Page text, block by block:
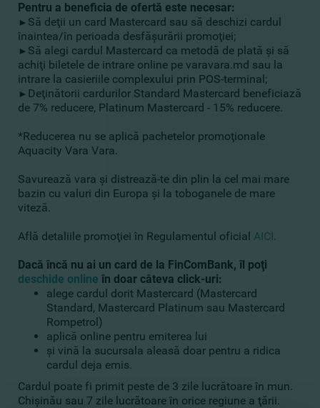
Pentru a beneficia de ofertă este necesar:
► Să deţii un card Mastercard sau să deschizi cardul
înaintea/în perioada desfăşurării promoţiei;
► Să alegi cardul Mastercard ca metodă de plată şi să
achiţi biletele de intrare online pe varavara.md sau la
intrare la casieriile complexului prin POS-terminal;
► Deţinătorii cardurilor Standard Mastercard beneficiază
de 7% reducere, Platinum Mastercard - 15% reducere.
*Reducerea nu se aplică pachetelor promoţionale
Aquacity Vara Vara.
Savurează vara şi distrează-te din plin la cel mai mare
bazin cu valuri din Europa şi la toboganele de mare
viteză.
Află detaliile promoţiei în Regulamentul oficial AICI.
Dacă încă nu ai un card de la FinComBank, îl poţi
deschide online în doar câteva click-uri:
alege cardul dorit Mastercard (Mastercard
Standard, Mastercard Platinum sau Mastercard
Rompetrol)
aplică online pentru emiterea lui
şi vină la sucursala aleasă doar pentru a ridica
cardul deja emis.
Cardul poate fi primit peste de 3 zile lucrătoare în mun.
Chişinău sau 7 zile lucrătoare în orice regiune a ţării.